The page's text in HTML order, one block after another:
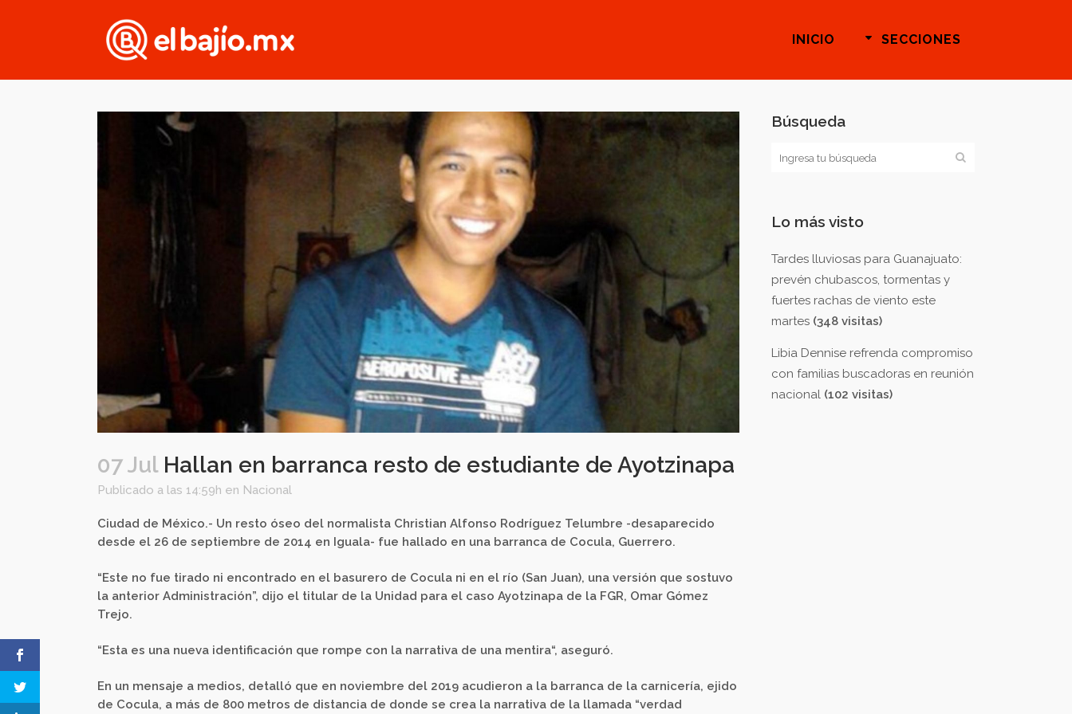
INICIO SECCIONES
07 JulHallan en barranca resto de estudiante de Ayotzinapa
Publicado a las 14:59h en Nacional
Ciudad de México.- Un resto óseo del normalista Christian Alfonso Rodríguez Telumbre -desaparecido
desde el 26 de septiembre de 2014 en Iguala- fue hallado en una barranca de Cocula, Guerrero.
“Este no fue tirado ni encontrado en el basurero de Cocula ni en el río (San Juan), una versión que sostuvo
la anterior Administración”, dijo el titular de la Unidad para el caso Ayotzinapa de la FGR, Omar Gómez
Trejo.
“Esta es una nueva identificación que rompe con la narrativa de una mentira“, aseguró.
En un mensaje a medios, detalló que en noviembre del 2019 acudieron a la barranca de la carnicería, ejido
de Cocula, a más de 800 metros de distancia de donde se crea la narrativa de la llamada “verdad
Búsqueda
Lo más visto
Tardes lluviosas para Guanajuato:
prevén chubascos, tormentas y
fuertes rachas de viento este
martes (348 visitas)
Libia Dennise refrenda compromiso
con familias buscadoras en reunión
nacional (102 visitas)